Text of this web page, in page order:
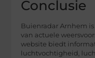
Conclusie
Buienradar Arnhem
van actuele
website biedt
luchtvochtigheid,